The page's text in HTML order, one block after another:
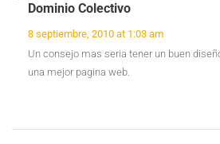
Dominio Colectivo
8 septiembre, 2010 at 1:03 am
Un consejo mas seria tener un buen
una mejor pagina web.